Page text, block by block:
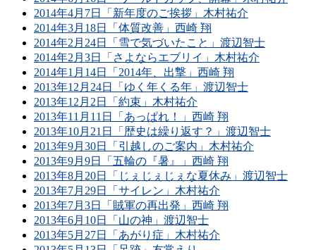
2014年4月7日「新年度のご挨拶」木村祐介
2014年3月18日「体質改善」西崎 翔
2014年2月24日「雪で気づいたこと」渡辺智士
2014年2月3日「さよならエブリイ」木村祐介
2014年1月14日「2014年、出撃」西崎 翔
2013年12月24日「ゆく年くる年」渡辺智士
2013年12月2日「約束」木村祐介
2013年11月11日「あっぱれ！」西崎 翔
2013年10月21日「歴史は繰り返す？」渡辺智士
2013年9月30日「引越しのご案内」木村祐介
2013年9月9日「五輪の『暑』」西崎 翔
2013年8月20日「じぇじぇじぇな夏休み」渡辺智士
2013年7月29日「サイレン」木村祐介
2013年7月3日「賊軍の再出発」西崎 翔
2013年6月10日「山の神」渡辺智士
2013年5月27日「あがり症」木村祐介